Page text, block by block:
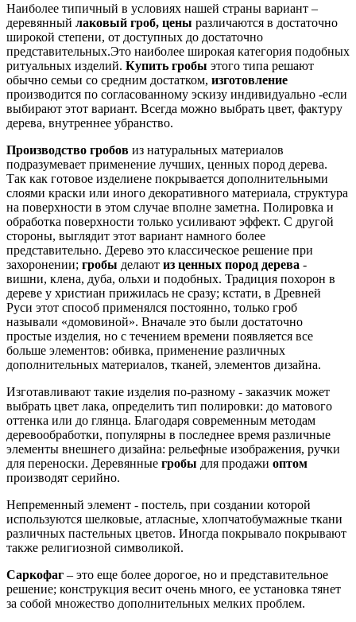
Наиболее типичный в условиях нашей страны вариант –
деревянный лаковый гроб, цены различаются в достаточно
широкой степени, от доступных до достаточно
представительных.Это наиболее широкая категория подобных
ритуальных изделий. Купить гробы этого типа решают
обычно семьи со средним достатком, изготовление
производится по согласованному эскизу индивидуально -если
выбирают этот вариант. Всегда можно выбрать цвет, фактуру
дерева, внутреннее убранство.
Производство гробов из натуральных материалов
подразумевает применение лучших, ценных пород дерева.
Так как готовое изделиене покрывается дополнительными
слоями краски или иного декоративного материала, структура
на поверхности в этом случае вполне заметна. Полировка и
обработка поверхности только усиливают эффект. С другой
стороны, выглядит этот вариант намного более
представительно. Дерево это классическое решение при
захоронении; гробы делают из ценных пород дерева -
вишни, клена, дуба, ольхи и подобных. Традиция похорон в
дереве у христиан прижилась не сразу; кстати, в Древней
Руси этот способ применялся постоянно, только гроб
называли «домовиной». Вначале это были достаточно
простые изделия, но с течением времени появляется все
больше элементов: обивка, применение различных
дополнительных материалов, тканей, элементов дизайна.
Изготавливают такие изделия по-разному - заказчик может
выбрать цвет лака, определить тип полировки: до матового
оттенка или до глянца. Благодаря современным методам
деревообработки, популярны в последнее время различные
элементы внешнего дизайна: рельефные изображения, ручки
для переноски. Деревянные гробы для продажи оптом
производят серийно.
Непременный элемент - постель, при создании которой
используются шелковые, атласные, хлопчатобумажные ткани
различных пастельных цветов. Иногда покрывало покрывают
также религиозной символикой.
Саркофаг – это еще более дорогое, но и представительное
решение; конструкция весит очень много, ее установка тянет
за собой множество дополнительных мелких проблем.